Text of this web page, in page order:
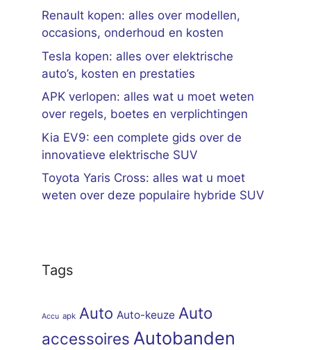
Renault kopen: alles over modellen,
occasions, onderhoud en kosten
Tesla kopen: alles over elektrische
auto’s, kosten en prestaties
APK verlopen: alles wat u moet weten
over regels, boetes en verplichtingen
Kia EV9: een complete gids over de
innovatieve elektrische SUV
Toyota Yaris Cross: alles wat u moet
weten over deze populaire hybride SUV
Tags
Accu apk Auto Auto-keuze Auto
accessoires Autobanden